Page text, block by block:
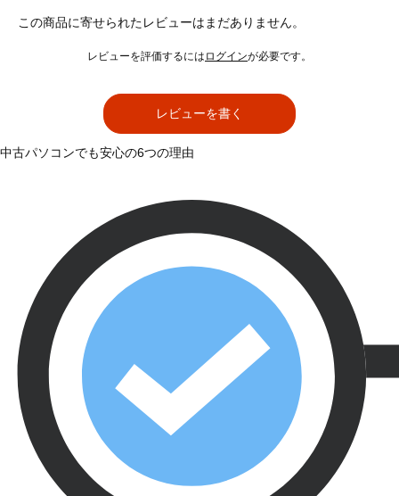
この商品に寄せられたレビューはまだありません。
レビューを評価するには ログインが必要です。
レビューを書く
中古パソコンでも安心の6つの理由